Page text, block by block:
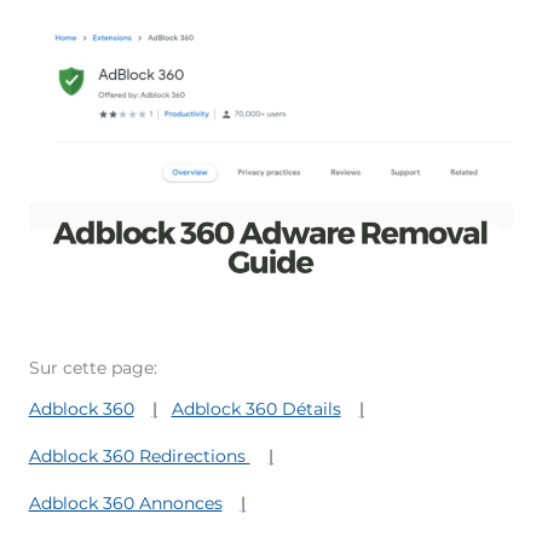
Sur cette page:
Adblock 360
Adblock 360 Détails
Adblock 360 Redirections
Adblock 360 Annonces